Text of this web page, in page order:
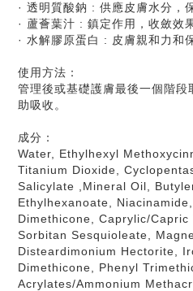
· 透明質酸鈉 : 供應皮膚水分，
· 蘆薈葉汁 : 鎮定作用，收斂效
· 水解膠原蛋白 : 皮膚親和力和
使用方法：
管理後或基礎護膚最後一個階
助吸收。
成分：
Water, Ethylhexyl
Titanium Dioxide,
Salicylate ,Mineral Oil,
Ethylhexanoate,
Dimethicone, Caprylic/Capric
Sorbitan Sesquioleate,
Disteardimonium Hectorite,
Dimethicone, Phenyl
Acrylates/Ammonium